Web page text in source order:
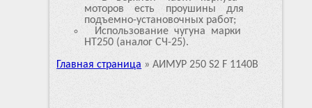
моторов есть проушины для
подъемно-установочных работ;
Использование чугуна марки
HT250 (аналог СЧ-25).
Главная страница » АИМУР 250 S2 F 1140В